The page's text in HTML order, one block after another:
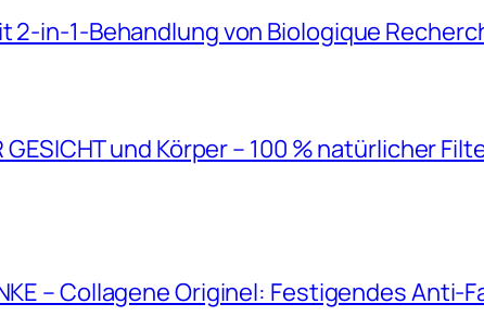
2-in-1-Behandlung von Biologique
GESICHT und Körper – 100 % natürlicher
– Collagene Originel: Festigendes Anti-